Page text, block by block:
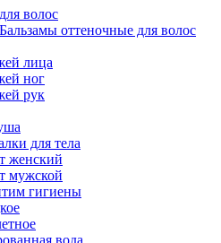
волос
оттеночные для волос
лица
ног
рук
для тела
женский
мужской
гигиены
вода